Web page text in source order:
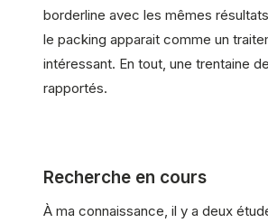
borderline avec les mêmes
le packing apparait comme un
intéressant. En tout, une trentaine
rapportés.
Recherche en cours
À ma connaissance, il y a deux